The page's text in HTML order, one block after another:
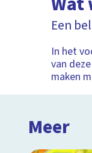
Een
In het
van
maken
Meer